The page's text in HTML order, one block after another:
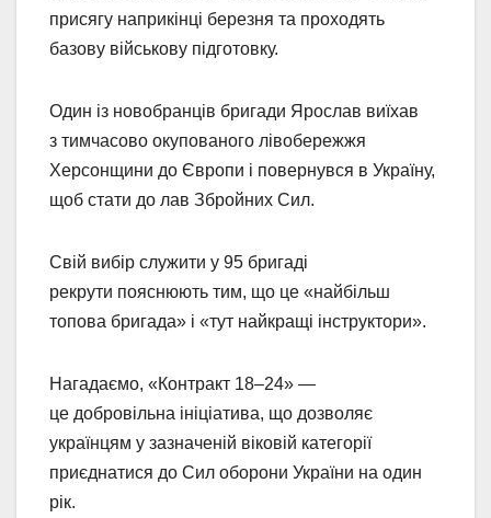
присягу наприкінці березня та проходять
базову військову підготовку.
Один із новобранців бригади Ярослав виїхав
з тимчасово окупованого лівобережжя
Херсонщини до Європи і повернувся в Україну,
щоб стати до лав Збройних Сил.
Свій вибір служити у 95 бригаді
рекрути пояснюють тим, що це «найбільш
топова бригада» і «тут найкращі інструктори».
Нагадаємо, «Контракт 18‒24» —
це добровільна ініціатива, що дозволяє
українцям у зазначеній віковій категорії
приєднатися до Сил оборони України на один
рік.